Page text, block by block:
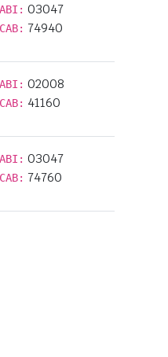
ABI: 03047
CAB: 74940
ABI: 02008
CAB: 41160
ABI: 03047
CAB: 74760